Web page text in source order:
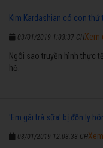
Kim Kardashian có con thứ
03/01/2019 1:03:37 CH
Ngôi sao truyền hình thực
hộ.
Xem
'Em gái trà sữa' bị đồn ly
03/01/2019 12:03:33 CH